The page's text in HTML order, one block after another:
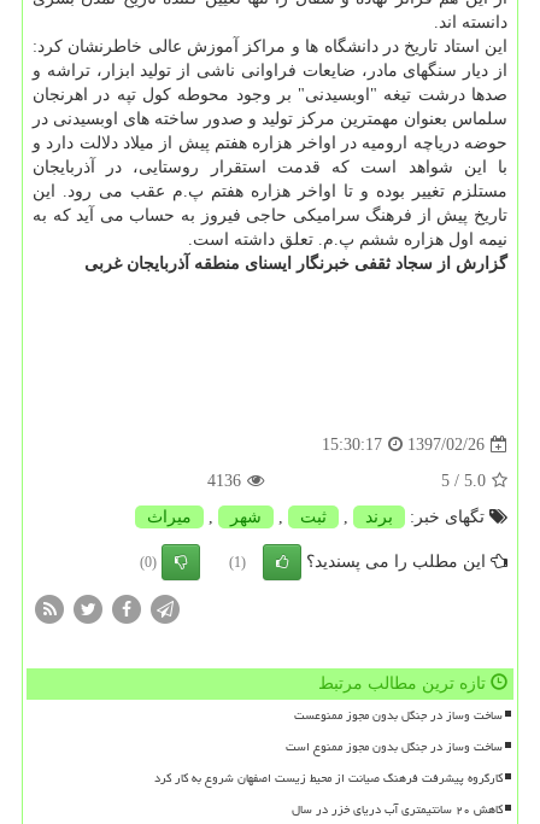
دانسته اند.
این استاد تاریخ در دانشگاه ها و مراكز آموزش عالی خاطرنشان كرد:
از دیار سنگهای مادر، ضایعات فراوانی ناشی از تولید ابزار، تراشه و
صدها درشت تیغه "اوبسیدنی" بر وجود محوطه كول تپه در اهرنجان
سلماس بعنوان مهمترین مركز تولید و صدور ساخته های اوبسیدنی در
حوضه دریاچه ارومیه در اواخر هزاره هفتم پیش از میلاد دلالت دارد و
با این شواهد است كه قدمت استقرار روستایی، در آذربایجان
مستلزم تغییر بوده و تا اواخر هزاره هفتم پ.م عقب می رود. این
تاریخ پیش از فرهنگ سرامیكی حاجی فیروز به حساب می آید كه به
نیمه اول هزاره ششم پ.م. تعلق داشته است.
گزارش از سجاد ثقفی خبرنگار ایسنای منطقه آذربایجان غربی
1397/02/26
15:30:17
5.0
/ 5
4136
تگهای خبر:
برند , ثبت , شهر , میراث
این مطلب را می پسندید؟ (1)
(0)
تازه ترین مطالب مرتبط
ساخت وساز در جنگل بدون مجوز ممنوعست
ساخت وساز در جنگل بدون مجوز ممنوع است
کارگروه پیشرفت فرهنگ صیانت از محیط زیست اصفهان شروع به کار کرد
کاهش ۲۰ سانتیمتری آب دریای خزر در سال